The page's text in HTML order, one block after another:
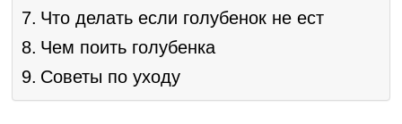
Что делать если голубенок не ест
Чем поить голубенка
Советы по уходу